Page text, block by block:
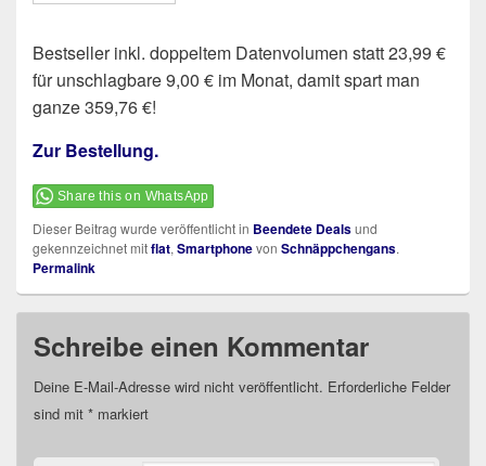
Bestseller inkl. doppeltem Datenvolumen statt 23,99 €
für unschlagbare 9,00 € im Monat, damit spart man
ganze 359,76 €!
Zur Bestellung.
Share this on WhatsApp
Dieser Beitrag wurde veröffentlicht in Beendete Dealsund
gekennzeichnet mitflat, Smartphonevon Schnäppchengans.
Permalink
Schreibe einen Kommentar
Deine E-Mail-Adresse wird nicht veröffentlicht. Erforderliche Felder
sind mit * markiert